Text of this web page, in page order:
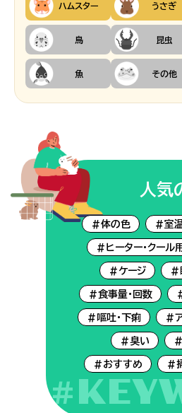
ハムスター うさぎ
鳥 昆虫
魚 その他
人気
#体の色 #室温
#ヒーター・クール
#ケージ #
#食事量・回数
#嘔吐・下痢 #
#臭い
#おすすめ #